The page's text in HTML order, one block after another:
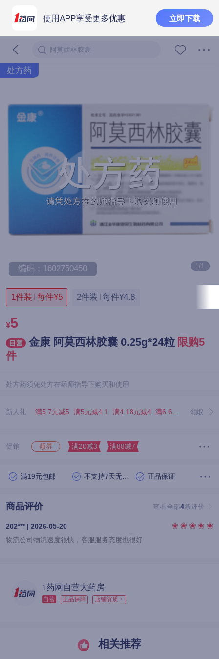
使用APP享受更多优惠 立即下载
阿莫西林胶囊
处方药
1/1
编码：1602750450
1件装 每件¥5 2件装 每件¥4.8
¥5
金康 阿莫西林胶囊 0.25g*24粒 限购5
件
处方药须凭处方在药师指导下购买和使用
新人礼 领取
满5.7元减5 满5元减4.1 满4.18元减4 满6.67元减5.07 满
促销 领券 满20减3 满88减7
满19元包邮 正品保证
商品评价 查看全部4条评价
202*** | 2026-05-20
物流公司物流速度很快，客服服务态度也很好
1药网自营大药房
自营 正品保障 店铺资质 >
相关推荐